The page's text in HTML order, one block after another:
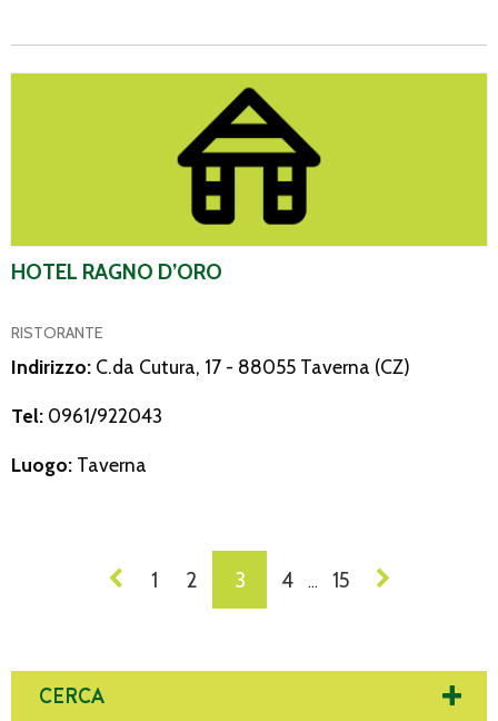
HOTEL RAGNO D’ORO
RISTORANTE
Indirizzo: C.da Cutura, 17 - 88055 Taverna (CZ)
Tel: 0961/922043
Luogo: Taverna
NAVIGAZIONE
1 2 3 4 … 15
CERCA